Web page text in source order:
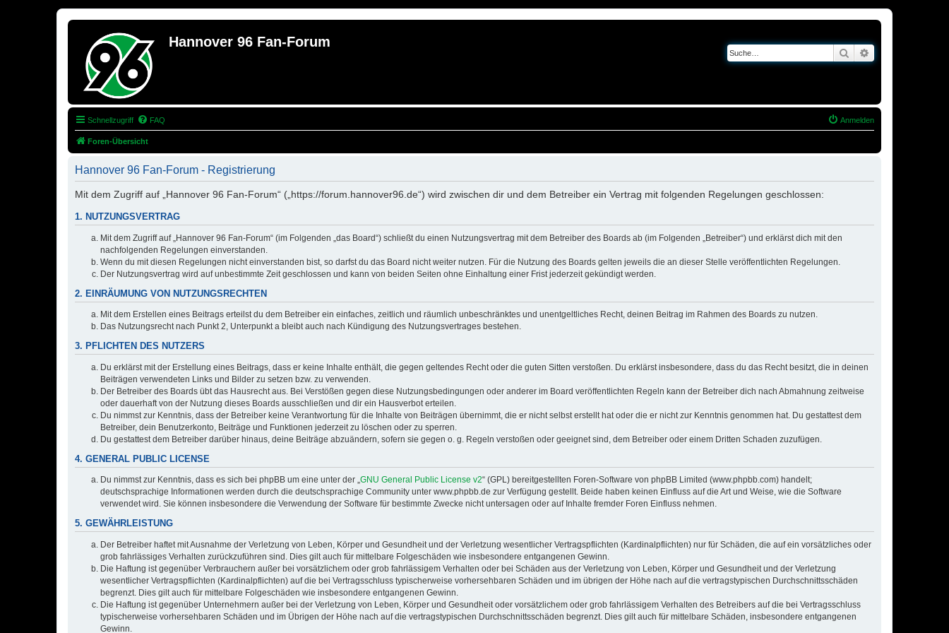
Hannover 96 Fan-Forum
Suche
Schnellzugriff FAQ Anmelden
Foren-Übersicht
Hannover 96 Fan-Forum - Registrierung
Mit dem Zugriff auf „Hannover 96 Fan-Forum“ („https://forum.hannover96.de“) wird zwischen dir und dem Betreiber ein Vertrag mit folgenden Regelungen geschlossen:
1. NUTZUNGSVERTRAG
Mit dem Zugriff auf „Hannover 96 Fan-Forum“ (im Folgenden „das Board“) schließt du einen Nutzungsvertrag mit dem Betreiber des Boards ab (im Folgenden „Betreiber“) und erklärst dich mit den
nachfolgenden Regelungen einverstanden.
Wenn du mit diesen Regelungen nicht einverstanden bist, so darfst du das Board nicht weiter nutzen. Für die Nutzung des Boards gelten jeweils die an dieser Stelle veröffentlichten Regelungen.
Der Nutzungsvertrag wird auf unbestimmte Zeit geschlossen und kann von beiden Seiten ohne Einhaltung einer Frist jederzeit gekündigt werden.
2. EINRÄUMUNG VON NUTZUNGSRECHTEN
Mit dem Erstellen eines Beitrags erteilst du dem Betreiber ein einfaches, zeitlich und räumlich unbeschränktes und unentgeltliches Recht, deinen Beitrag im Rahmen des Boards zu nutzen.
Das Nutzungsrecht nach Punkt 2, Unterpunkt a bleibt auch nach Kündigung des Nutzungsvertrages bestehen.
3. PFLICHTEN DES NUTZERS
Du erklärst mit der Erstellung eines Beitrags, dass er keine Inhalte enthält, die gegen geltendes Recht oder die guten Sitten verstoßen. Du erklärst insbesondere, dass du das Recht besitzt, die in deinen
Beiträgen verwendeten Links und Bilder zu setzen bzw. zu verwenden.
Der Betreiber des Boards übt das Hausrecht aus. Bei Verstößen gegen diese Nutzungsbedingungen oder anderer im Board veröffentlichten Regeln kann der Betreiber dich nach Abmahnung zeitweise
oder dauerhaft von der Nutzung dieses Boards ausschließen und dir ein Hausverbot erteilen.
Du nimmst zur Kenntnis, dass der Betreiber keine Verantwortung für die Inhalte von Beiträgen übernimmt, die er nicht selbst erstellt hat oder die er nicht zur Kenntnis genommen hat. Du gestattest dem
Betreiber, dein Benutzerkonto, Beiträge und Funktionen jederzeit zu löschen oder zu sperren.
Du gestattest dem Betreiber darüber hinaus, deine Beiträge abzuändern, sofern sie gegen o. g. Regeln verstoßen oder geeignet sind, dem Betreiber oder einem Dritten Schaden zuzufügen.
4. GENERAL PUBLIC LICENSE
Du nimmst zur Kenntnis, dass es sich bei phpBB um eine unter der „GNU General Public License v2“ (GPL) bereitgestellten Foren-Software von phpBB Limited (www.phpbb.com) handelt;
deutschsprachige Informationen werden durch die deutschsprachige Community unter www.phpbb.de zur Verfügung gestellt. Beide haben keinen Einfluss auf die Art und Weise, wie die Software
verwendet wird. Sie können insbesondere die Verwendung der Software für bestimmte Zwecke nicht untersagen oder auf Inhalte fremder Foren Einfluss nehmen.
5. GEWÄHRLEISTUNG
Der Betreiber haftet mit Ausnahme der Verletzung von Leben, Körper und Gesundheit und der Verletzung wesentlicher Vertragspflichten (Kardinalpflichten) nur für Schäden, die auf ein vorsätzliches oder
grob fahrlässiges Verhalten zurückzuführen sind. Dies gilt auch für mittelbare Folgeschäden wie insbesondere entgangenen Gewinn.
Die Haftung ist gegenüber Verbrauchern außer bei vorsätzlichem oder grob fahrlässigem Verhalten oder bei Schäden aus der Verletzung von Leben, Körper und Gesundheit und der Verletzung
wesentlicher Vertragspflichten (Kardinalpflichten) auf die bei Vertragsschluss typischerweise vorhersehbaren Schäden und im übrigen der Höhe nach auf die vertragstypischen Durchschnittsschäden
begrenzt. Dies gilt auch für mittelbare Folgeschäden wie insbesondere entgangenen Gewinn.
Die Haftung ist gegenüber Unternehmern außer bei der Verletzung von Leben, Körper und Gesundheit oder vorsätzlichem oder grob fahrlässigem Verhalten des Betreibers auf die bei Vertragsschluss
typischerweise vorhersehbaren Schäden und im Übrigen der Höhe nach auf die vertragstypischen Durchschnittsschäden begrenzt. Dies gilt auch für mittelbare Schäden, insbesondere entgangenen
Gewinn.